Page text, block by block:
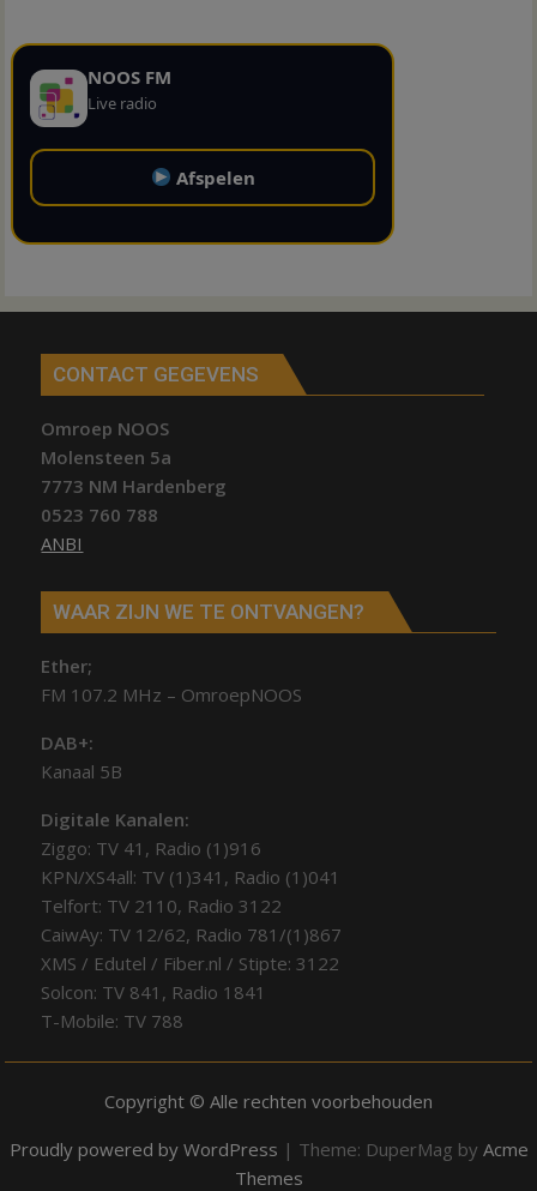
NOOS FM
Live radio
Afspelen
CONTACT GEGEVENS
Omroep NOOS
Molensteen 5a
7773 NM Hardenberg
0523 760 788
ANBI
WAAR ZIJN WE TE ONTVANGEN?
Ether;
FM 107.2 MHz – OmroepNOOS
DAB+:
Kanaal 5B
Digitale Kanalen:
Ziggo: TV 41, Radio (1)916
KPN/XS4all: TV (1)341, Radio (1)041
Telfort: TV 2110, Radio 3122
CaiwAy: TV 12/62, Radio 781/(1)867
XMS / Edutel / Fiber.nl / Stipte: 3122
Solcon: TV 841, Radio 1841
T-Mobile: TV 788
Copyright © Alle rechten voorbehouden
Proudly powered by WordPress | Theme: DuperMag by Acme
Themes